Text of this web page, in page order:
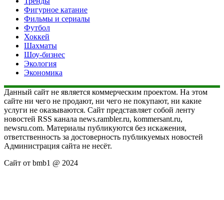
Фигурное катание
Фильмы и сериалы
Футбол
Хоккей
Шахматы
Шоу-бизнес
Экология
Экономика
Данный сайт не является коммерческим проектом. На этом
сайте ни чего не продают, ни чего не покупают, ни какие
услуги не оказываются. Сайт представляет собой ленту
новостей RSS канала news.rambler.ru, kommersant.ru,
newsru.com. Материалы публикуются без искажения,
ответственность за достоверность публикуемых новостей
Администрация сайта не несёт.
Сайт от bmb1 @ 2024